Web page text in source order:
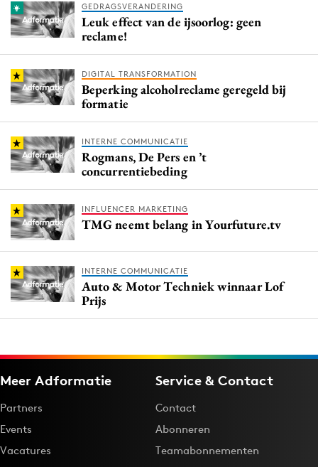
GEDRAGSVERANDERING
Leuk effect van de ijsoorlog: geen
reclame!
DIGITAL TRANSFORMATION
Beperking alcoholreclame geregeld bij
formatie
INTERNE COMMUNICATIE
Rogmans, De Pers en ’t
concurrentiebeding
INFLUENCER MARKETING
TMG neemt belang in Yourfuture.tv
INTERNE COMMUNICATIE
Auto & Motor Techniek winnaar Lof
Prijs
Meer Adformatie
Partners
Events
Vacatures
Service & Contact
Contact
Abonneren
Teamabonnementen